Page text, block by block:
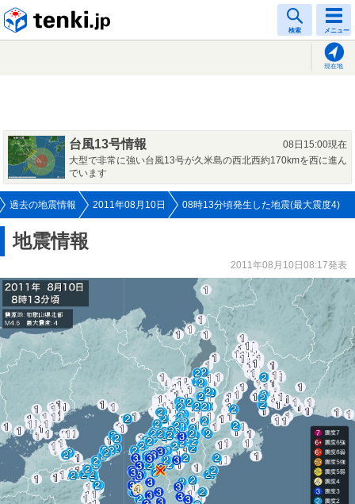
検索 メニュー
現在地
台風13号情報
08日15:00現在
大型で非常に強い台風13号が久米島の西北西約170kmを西に進ん
でいます
過去の地震情報 2011年08月10日 08時13分頃発生した地震(最大震度4)
地震情報
2011年08月10日08:17発表